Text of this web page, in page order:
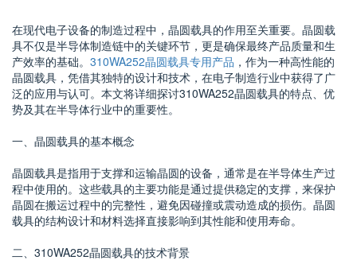
在现代电子设备的制造过程中，晶圆载具的作用至关重要。晶圆载
具不仅是半导体制造链中的关键环节，更是确保最终产品质量和生
产效率的基础。 310WA252晶圆载具专用产品 ，作为一种高性能的
晶圆载具，凭借其独特的设计和技术，在电子制造行业中获得了广
泛的应用与认可。本文将详细探讨310WA252晶圆载具的特点、优
势及其在半导体行业中的重要性。
一、晶圆载具的基本概念
晶圆载具是指用于支撑和运输晶圆的设备，通常是在半导体生产过
程中使用的。这些载具的主要功能是通过提供稳定的支撑，来保护
晶圆在搬运过程中的完整性，避免因碰撞或震动造成的损伤。晶圆
载具的结构设计和材料选择直接影响到其性能和使用寿命。
二、310WA252晶圆载具的技术背景